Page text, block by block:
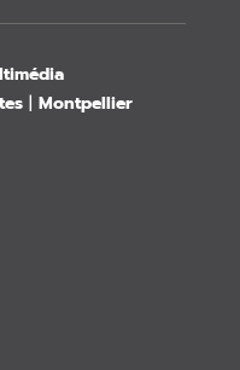
| Montpellier